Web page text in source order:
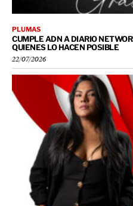
PLUMAS
CUMPLE ADN A DIARIO
QUIENES LO HACEN POSIBLE
22/07/2026